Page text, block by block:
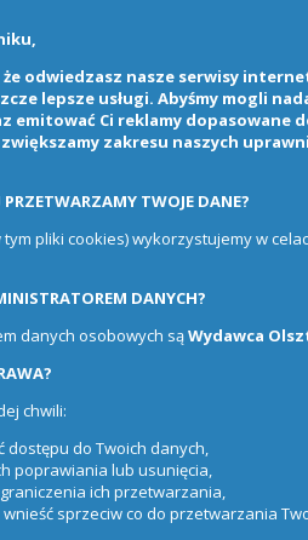
że odwiedzasz nasze serwisy
lepsze usługi. Abyśmy mogli
emitować Ci reklamy dopasowane
zakresu naszych
PRZETWARZAMY TWOJE DANE?
tym pliki cookies) wykorzystujemy w
DANYCH?
danych osobowych sąWydawca
chwili:
dostępu do Twoich danych,
poprawiania lub usunięcia,
ich przetwarzania,
sprzeciw co do przetwarzania